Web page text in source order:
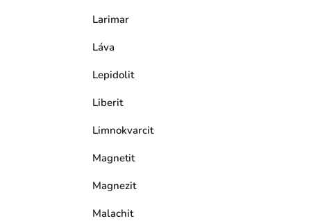
Larimar
Láva
Lepidolit
Liberit
Limnokvarcit
Magnetit
Magnezit
Malachit